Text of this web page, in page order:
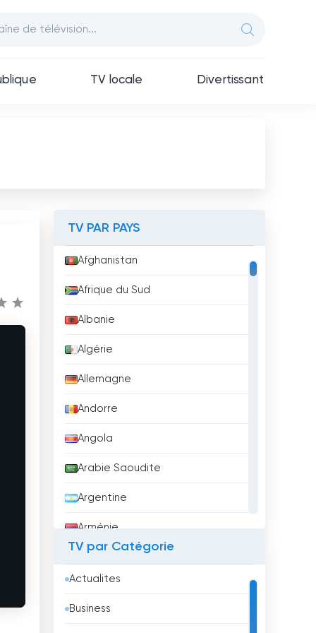
TV locale Divertissant
TV PAR PAYS
Afghanistan
Afrique du Sud
Albanie
Algérie
Allemagne
Andorre
Angola
Arabie Saoudite
Argentine
Arménie
TV par Catégorie
Actualites
Business